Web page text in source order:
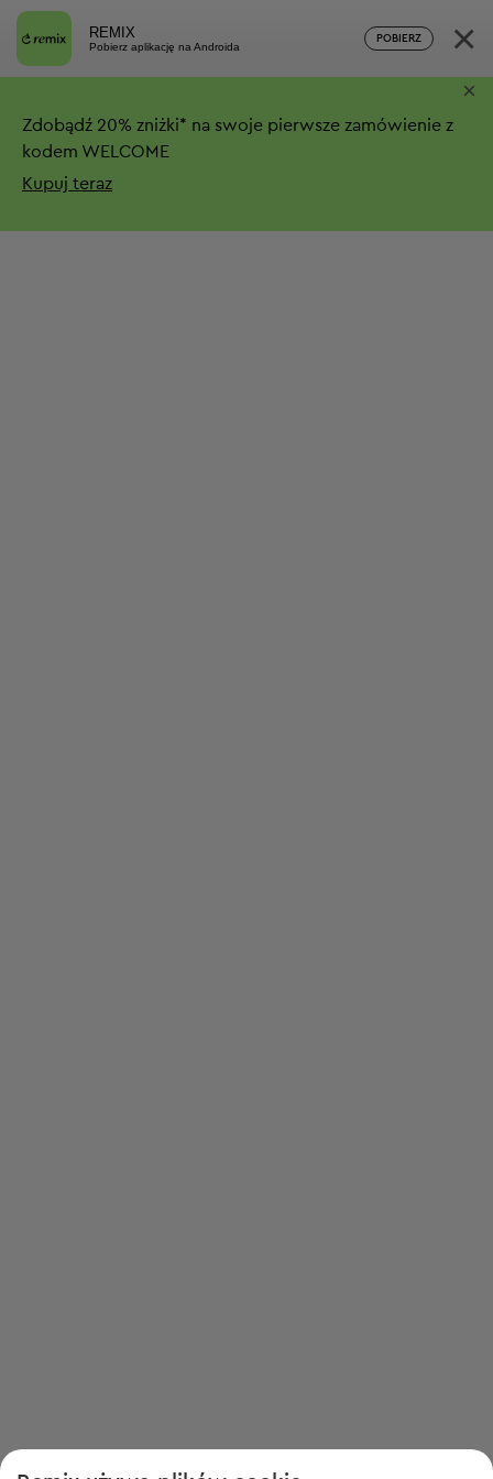
REMIX
Pobierz aplikację na Androida
POBIERZ ×
Zdobądź 20% zniżki* na swoje pierwsze zamówienie z
kodem WELCOME
Kupuj teraz
×